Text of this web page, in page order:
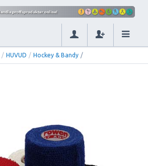
/ HUVUD / Hockey & Bandy /